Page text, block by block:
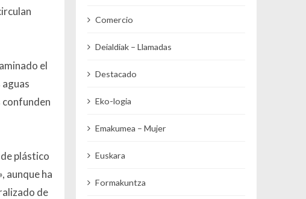
el
confunden
plástico
aunque ha
de
Comercio
Deialdiak – Llamadas
Destacado
Eko-logia
Emakumea – Mujer
Euskara
Formakuntza